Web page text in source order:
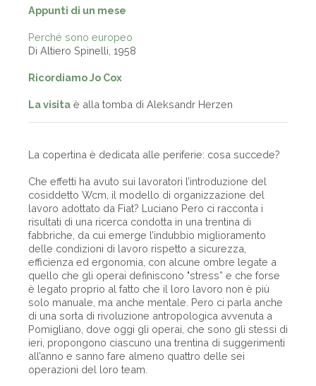
Appunti di un mese
Perché sono europeo
Di Altiero Spinelli, 1958
Ricordiamo Jo Cox
La visita è alla tomba di Aleksandr Herzen
La copertina è dedicata alle periferie: cosa succede?
Che effetti ha avuto sui lavoratori l’introduzione del
cosiddetto Wcm, il modello di organizzazione del
lavoro adottato da Fiat? Luciano Pero ci racconta i
risultati di una ricerca condotta in una trentina di
fabbriche, da cui emerge l’indubbio miglioramento
delle condizioni di lavoro rispetto a sicurezza,
efficienza ed ergonomia, con alcune ombre legate a
quello che gli operai definiscono "stress” e che forse
è legato proprio al fatto che il loro lavoro non è più
solo manuale, ma anche mentale. Pero ci parla anche
di una sorta di rivoluzione antropologica avvenuta a
Pomigliano, dove oggi gli operai, che sono gli stessi di
ieri, propongono ciascuno una trentina di suggerimenti
all’anno e sanno fare almeno quattro delle sei
operazioni del loro team.